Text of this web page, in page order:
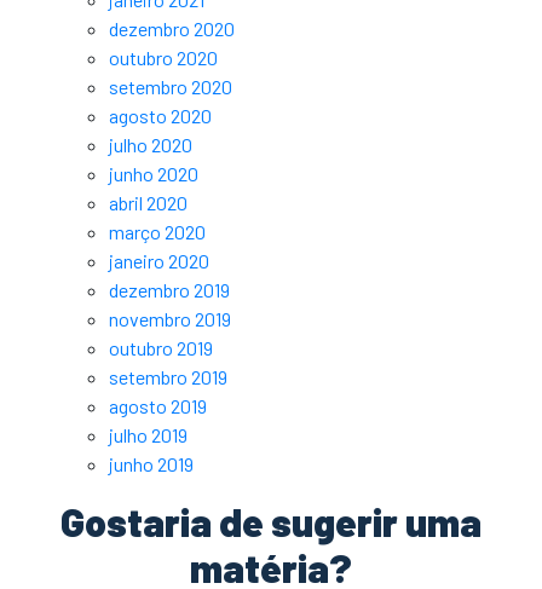
dezembro 2020
outubro 2020
setembro 2020
agosto 2020
julho 2020
junho 2020
abril 2020
março 2020
janeiro 2020
dezembro 2019
novembro 2019
outubro 2019
setembro 2019
agosto 2019
julho 2019
junho 2019
Gostaria de sugerir uma
matéria?